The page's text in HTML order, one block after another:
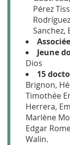
Pérez
Sanchez,
Associée
Jeune
Dios
15
Brignon,
Timothée
Herrera,
Marlène
Edgar
Walin.